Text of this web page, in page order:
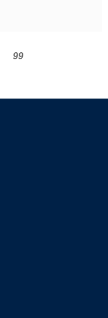
99